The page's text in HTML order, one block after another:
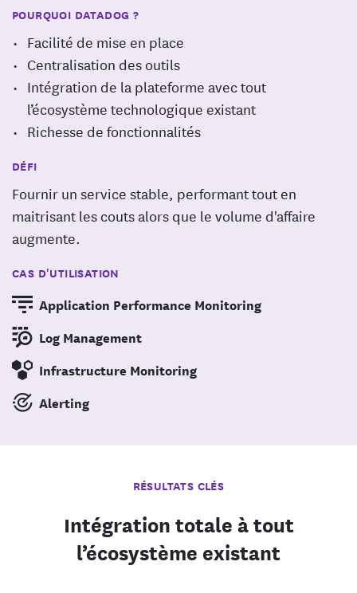
POURQUOI DATADOG ?
Facilité de mise en place
Centralisation des outils
Intégration de la plateforme avec tout
l’écosystème technologique existant
Richesse de fonctionnalités
DÉFI
Fournir un service stable, performant tout en
maitrisant les couts alors que le volume d'affaire
augmente.
CAS D'UTILISATION
Application Performance Monitoring
Log Management
Infrastructure Monitoring
Alerting
RÉSULTATS CLÉS
Intégration totale à tout
l’écosystème existant